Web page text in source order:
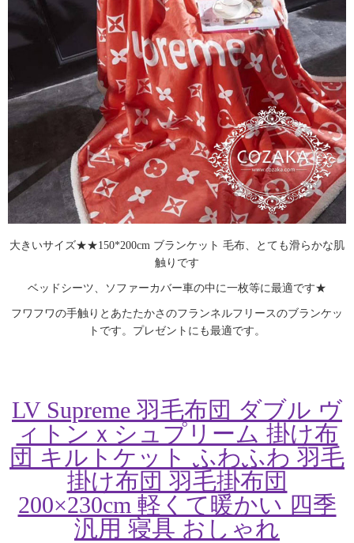
大きいサイズ★★150*200cm ブランケット 毛布、とても滑らかな肌
触りです
ベッドシーツ、ソファーカバー車の中に一枚等に最適です★
フワフワの手触りとあたたかさのフランネルフリースのブランケッ
トです。プレゼントにも最適です。
LV Supreme 羽毛布団 ダブル ヴ
ィトンｘシュプリーム 掛け布
団 キルトケット ふわふわ 羽毛
掛け布団 羽毛掛布団
200×230cm 軽くて暖かい 四季
汎用 寝具 おしゃれ